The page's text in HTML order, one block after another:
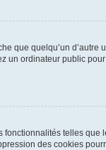
que quelqu’un d’autre
un ordinateur public
fonctionnalités telles que
des cookies